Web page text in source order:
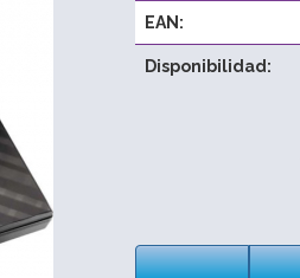
EAN:
Disponibilidad: